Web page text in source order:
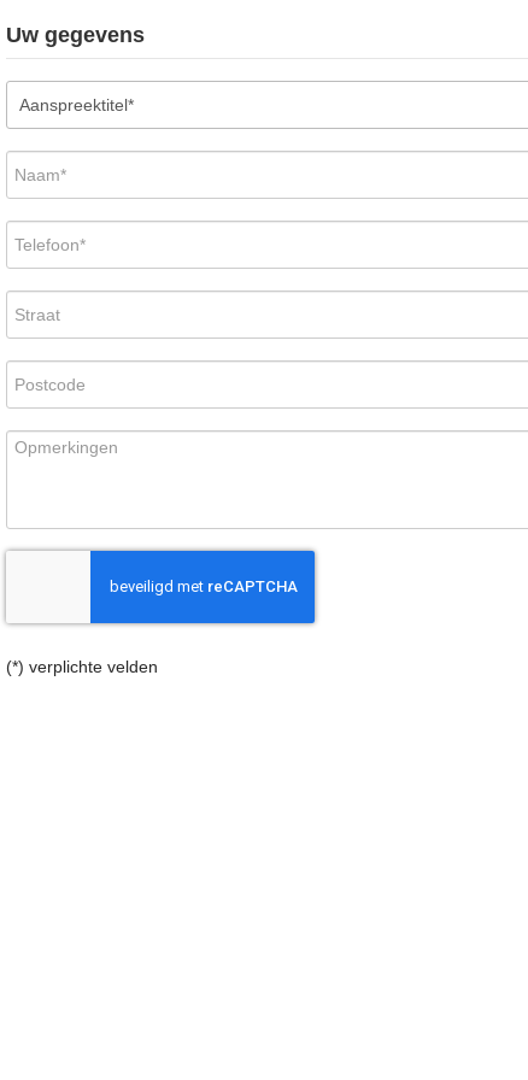
Uw gegevens
(*) verplichte velden